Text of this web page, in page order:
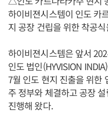
하이비젼시스템이 인도 카
지 공장 건립을 위한 착공
하이비젼시스템은 앞서
인도 법인(HYVISION
7월 인도 현지 진출을 위한
주 정부와 체결하고 공장
진행해 왔다.